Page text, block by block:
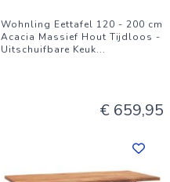
Wohnling Eettafel 120 - 200 cm
Acacia Massief Hout Tijdloos -
Uitschuifbare Keuk...
€ 659,95